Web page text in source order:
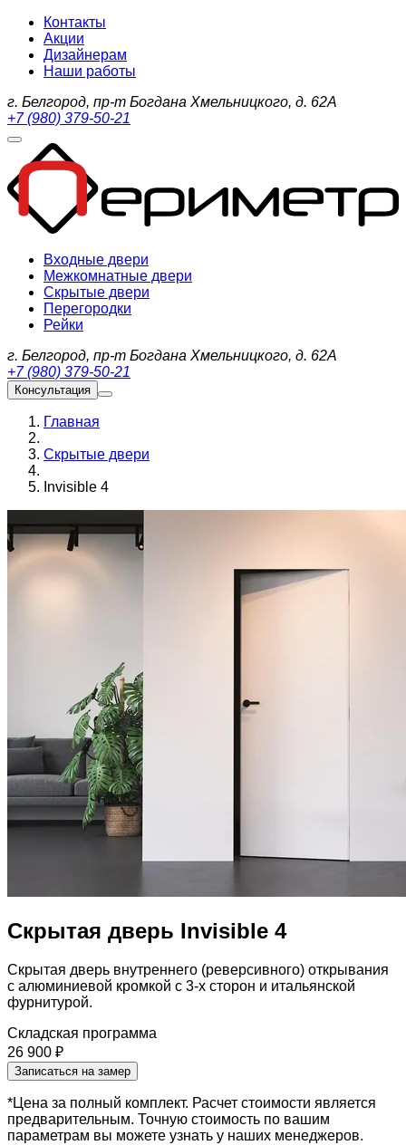
Контакты
Акции
Дизайнерам
Наши работы
г. Белгород, пр-т Богдана Хмельницкого, д. 62А
+7 (980) 379-50-21
Входные двери
Межкомнатные двери
Скрытые двери
Перегородки
Рейки
г. Белгород, пр-т Богдана Хмельницкого, д. 62А
+7 (980) 379-50-21
Консультация
Главная
Скрытые двери
Invisible 4
Скрытая дверь Invisible 4
Скрытая дверь внутреннего (реверсивного) открывания
с алюминиевой кромкой с 3-х сторон и итальянской
фурнитурой.
Складская программа
26 900 ₽
Записаться на замер
*Цена за полный комплект. Расчет стоимости является
предварительным. Точную стоимость по вашим
параметрам вы можете узнать у наших менеджеров.